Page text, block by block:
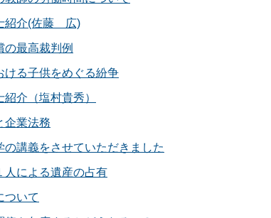
紹介(佐藤 広)
の最高裁判例
ける子供をめぐる紛争
紹介（塩村貴秀）
企業法務
の講義をさせていただきました
人による遺産の占有
ついて